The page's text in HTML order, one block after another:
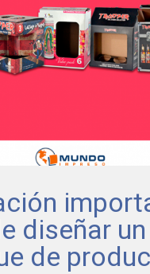
diseñar un
de